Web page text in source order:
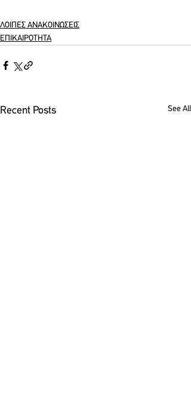
ΛΟΙΠΕΣ ΑΝΑΚΟΙΝΩΣΕΙΣ
ΕΠΙΚΑΙΡΟΤΗΤΑ
Recent Posts See All